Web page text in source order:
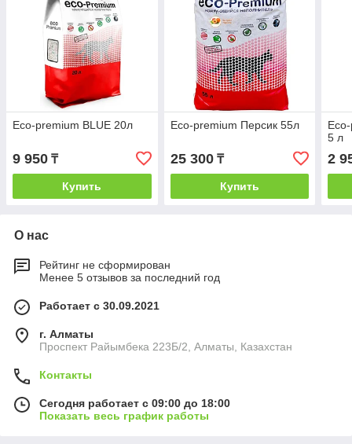
Eco-premium BLUE 20л
9 950 ₸
Купить
Eco-premium Персик 55л
25 300₸
Купить
5 л
2
О нас
Рейтинг не сформирован
Менее 5 отзывов за последний год
Работает с 30.09.2021
г. Алматы
Проспект Райымбека 223Б/2, Алматы, Казахстан
Контакты
Сегодня работает с 09:00 до 18:00
Показать весь график работы